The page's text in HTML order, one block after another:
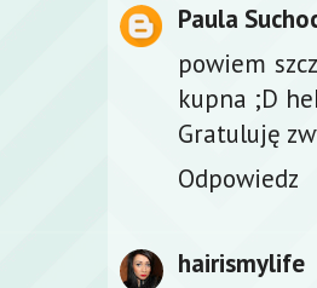
Paula
powiem
kupna ;D
Gratuluję
Odpowiedz
hairismylife